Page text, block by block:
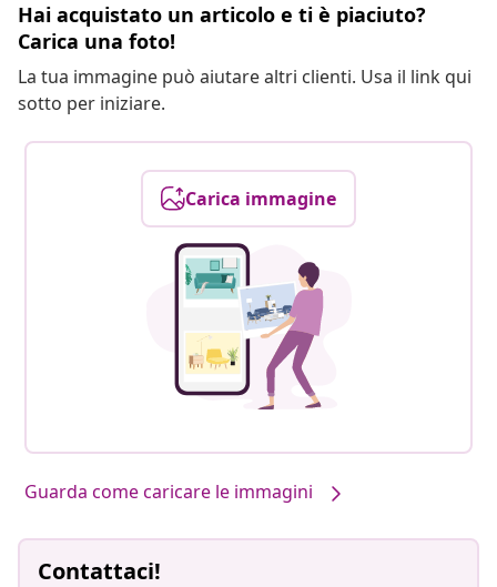
Hai acquistato un articolo e ti è piaciuto?
Carica una foto!
La tua immagine può aiutare altri clienti. Usa il link qui
sotto per iniziare.
Carica immagine
Guarda come caricare le immagini
Contattaci!